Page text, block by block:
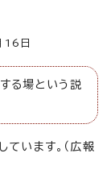
日
る場という説
います。（広報